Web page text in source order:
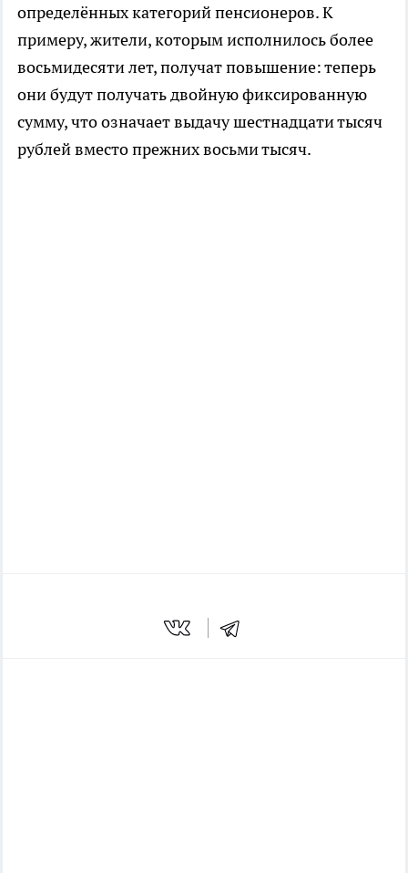
определённых категорий пенсионеров. К
примеру, жители, которым исполнилось более
восьмидесяти лет, получат повышение: теперь
они будут получать двойную фиксированную
сумму, что означает выдачу шестнадцати тысяч
рублей вместо прежних восьми тысяч.